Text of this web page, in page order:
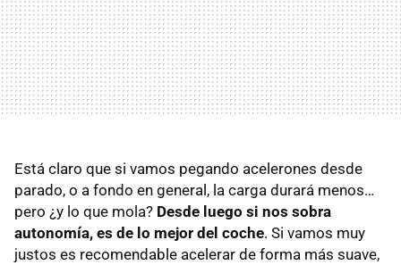
Está claro que si vamos pegando acelerones desde
parado, o a fondo en general, la carga durará menos…
pero ¿y lo que mola? Desde luego si nos sobra
autonomía, es de lo mejor del coche. Si vamos muy
justos es recomendable acelerar de forma más suave,